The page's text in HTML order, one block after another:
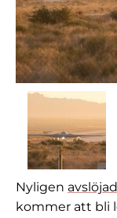
Nyligen
kommer att bli